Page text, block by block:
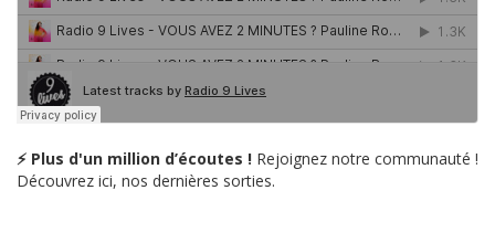
⚡ Plus d'un million d’écoutes ! Rejoignez notre communauté !
Découvrez ici, nos dernières sorties.